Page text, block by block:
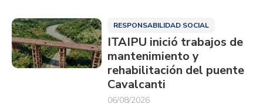
RESPONSABILIDAD SOCIAL
ITAIPU inició trabajos de
mantenimiento y
rehabilitación del puente
Cavalcanti
06/08/2026